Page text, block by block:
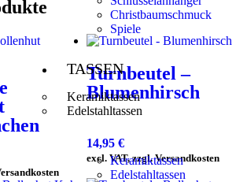
Christbaumschmuck
Spiele
TASSEN
Keramiktassen
Edelstahltassen
Keramiktassen
Edelstahltassen
Turnbeutel –
Blumenhirsch
14,95 €
excl. VAT, zzgl. Versandkosten